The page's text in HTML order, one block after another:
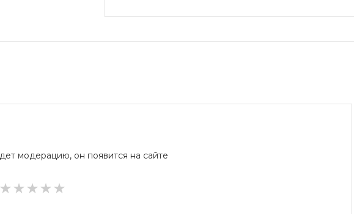
платежные терминалы) и «Райффайзен Банк Аваль»
Безналичная оплата на расчетный счет.
модерацию, он появится на сайте